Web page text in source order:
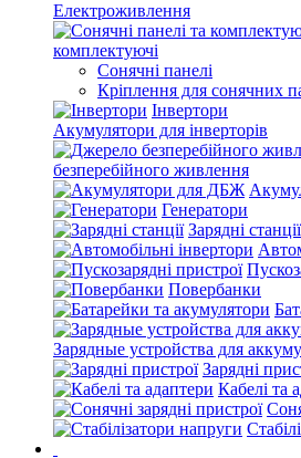
Електроживлення
комплектуючі
Сонячні панелі
Кріплення для сонячних
Інвертори
Акумулятори для інверторів
безперебійного живлення
Генератори
Зарядні станції
Повербанки
Зарядные устройства для
Зарядні
Кабелі та